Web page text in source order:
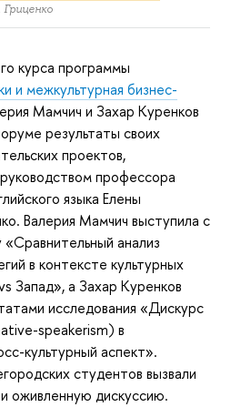
курса программы
и межкультурная бизнес-
Мамчич и Захар Куренков
результаты своих
проектов,
профессора
языка Елены
Валерия Мамчич выступила с
анализ
в контексте культурных
Запад», а Захар Куренков
исследования «Дискурс
speakerism) в
культурный аспект».
студентов вызвали
оживленную дискуссию.